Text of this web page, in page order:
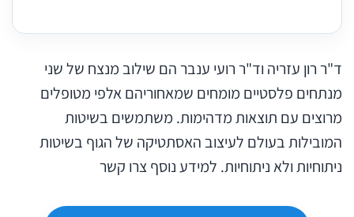
ד"ר רון עזריה וד"ר רועי ענבר הם שילוב מנצח של שני
מנתחים פלסטיים מומחים שמאחוריהם אלפי מטופלים
מרוצים עם תוצאות מדהימות. משתמשים בשיטות
המובילות בעולם לעיצוב האסתטיקה של הגוף בשיטות
ניתוחיות ולא ניתוחיות. למידע נוסף צרו קשר